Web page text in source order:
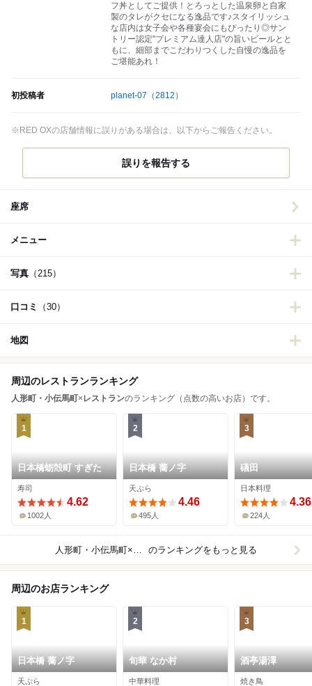
フ丼としてご提供！とろっとした温泉卵と自家
製のタレがクセになる逸品です♪スタイリッシュ
な店内は女子会や各種宴会にもぴったり◎サン
トリー認定"プレミアム達人店"の旨いビールとと
もに、細部までこだわりつくした自慢の逸品を
ご堪能あれ！
初投稿者 planet-07 （2812）
※RED OXの店舗情報に誤りがある場合は、以下からご報告ください。
誤りを報告する
座席
メニュー
写真 （215）
口コミ （30）
地図
周辺のレストランランキング
人形町・小伝馬町× レストランのランキング（点数の高いお店）です。
1
日本橋蛎殻町 すぎた
寿司
4.62
1002人
2
日本橋 蕎ノ字
天ぷら
4.46
495人
3
礒田
日本料理
4.36
224人
人形町・小伝馬町×レストラン のランキングをもっと見る
周辺のお店ランキング
1
日本橋 蕎ノ字
天ぷら
2
旬華 なか村
中華料理
3
酒亭湯澤
焼き鳥